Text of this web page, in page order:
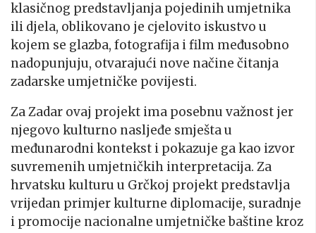
klasičnog predstavljanja pojedinih umjetnika
ili djela, oblikovano je cjelovito iskustvo u
kojem se glazba, fotografija i film međusobno
nadopunjuju, otvarajući nove načine čitanja
zadarske umjetničke povijesti.
Za Zadar ovaj projekt ima posebnu važnost jer
njegovo kulturno nasljeđe smješta u
međunarodni kontekst i pokazuje ga kao izvor
suvremenih umjetničkih interpretacija. Za
hrvatsku kulturu u Grčkoj projekt predstavlja
vrijedan primjer kulturne diplomacije, suradnje
i promocije nacionalne umjetničke baštine kroz